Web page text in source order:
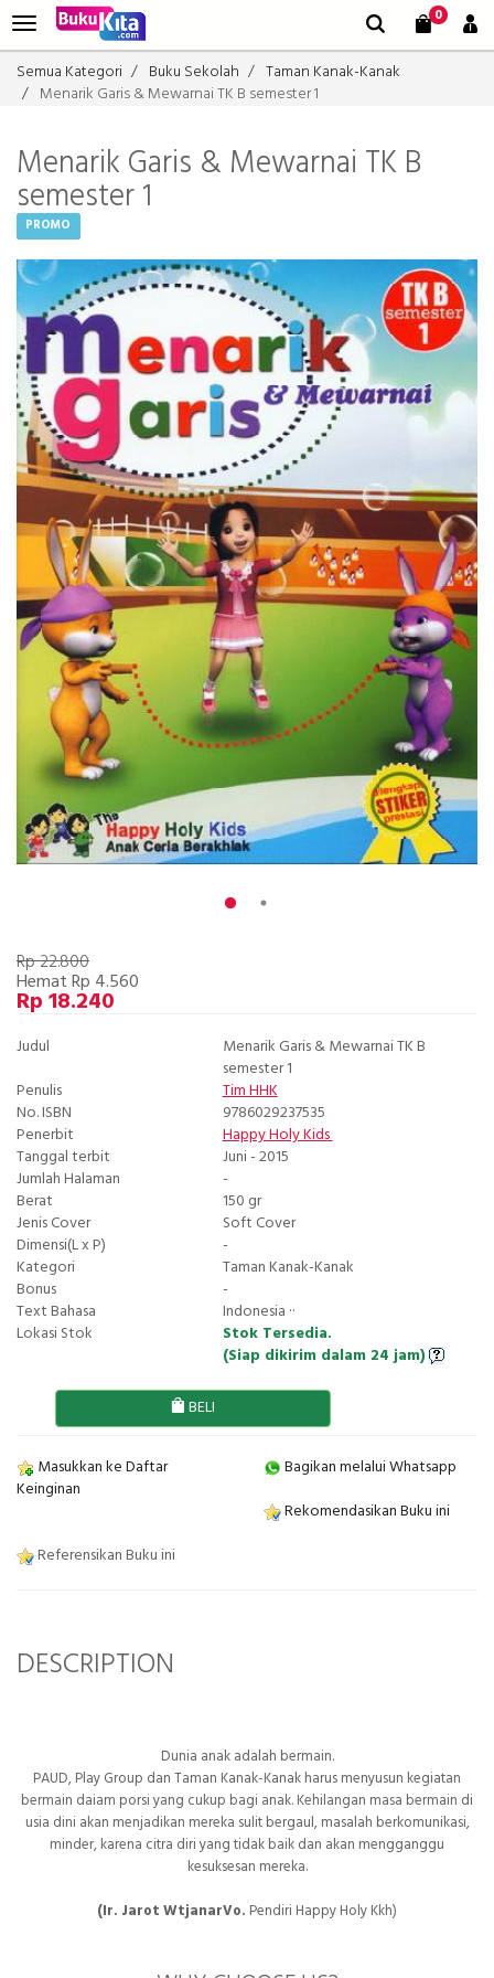
0
Semua Kategori Buku Sekolah
Taman Kanak-Kanak
Menarik Garis & Mewarnai TK B semester 1
Menarik Garis & Mewarnai TK B
semester 1
PROMO
Rp 22.800
Hemat Rp 4.560
Rp 18.240
Judul
Menarik Garis & Mewarnai TK B
semester 1
Penulis
Tim HHK
No. ISBN
9786029237535
Penerbit
Happy Holy Kids
Tanggal terbit
Juni - 2015
Jumlah Halaman
-
Berat
150 gr
Jenis Cover
Soft Cover
Dimensi(L x P)
-
Kategori
Taman Kanak-Kanak
Bonus
-
Text Bahasa
Indonesia ··
Lokasi Stok
Stok Tersedia.
(Siap dikirim dalam 24 jam)
BELI
Masukkan ke Daftar
Keinginan
Bagikan melalui Whatsapp
Rekomendasikan Buku ini
Referensikan Buku ini
DESCRIPTION
Dunia anak adalah bermain.
PAUD, Play Group dan Taman Kanak-Kanak harus menyusun kegiatan
bermain daiam porsi yang cukup bagi anak. Kehilangan masa bermain di
usia dini akan menjadikan mereka sulit bergaul, masalah berkomunikasi,
minder, karena citra diri yang tidak baik dan akan mengganggu
kesuksesan mereka.
(Ir. Jarot WtjanarVo. Pendiri Happy Holy Kkh)